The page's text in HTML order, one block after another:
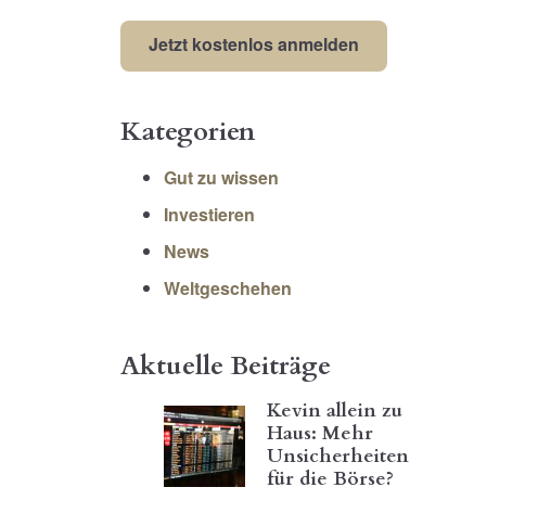
Kategorien
Gut zu wissen
Investieren
News
Weltgeschehen
Aktuelle Beiträge
Kevin allein zu
Haus: Mehr
Unsicherheiten
für die Börse?